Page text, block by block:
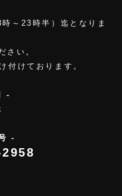
～23時半）迄となりま
さい。
付けております。
-
-